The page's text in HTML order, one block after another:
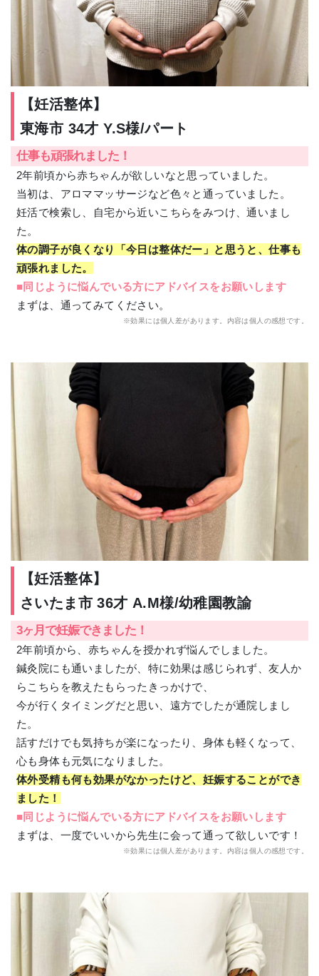
【妊活整体】
東海市 34才 Y.S様/パート
仕事も頑張れました！
2年前頃から赤ちゃんが欲しいなと思っていました。
当初は、アロママッサージなど色々と通っていました。
妊活で検索し、自宅から近いこちらをみつけ、通いまし
た。
体の調子が良くなり「今日は整体だー」と思うと、仕事も
頑張れました。
■同じように悩んでいる方にアドバイスをお願いします
まずは、通ってみてください。
※効果には個人差があります。内容は個人の感想です。
【妊活整体】
さいたま市 36才 A.M様/幼稚園教諭
3ヶ月で妊娠できました！
2年前頃から、赤ちゃんを授かれず悩んでしました。
鍼灸院にも通いましたが、特に効果は感じられず、友人か
らこちらを教えたもらったきっかけで、
今が行くタイミングだと思い、遠方でしたが通院しまし
た。
話すだけでも気持ちが楽になったり、身体も軽くなって、
心も身体も元気になりました。
体外受精も何も効果がなかったけど、妊娠することができ
ました！
■同じように悩んでいる方にアドバイスをお願いします
まずは、一度でいいから先生に会って通って欲しいです！
※効果には個人差があります。内容は個人の感想です。